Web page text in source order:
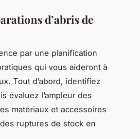
d’abris de
par une planification
qui vous aideront à
Tout d’abord, identifiez
évaluez l’ampleur des
matériaux et accessoires
ruptures de stock en